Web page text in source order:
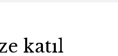
katıl